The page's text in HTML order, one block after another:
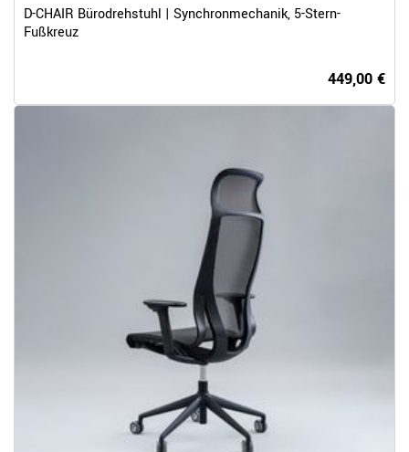
D-CHAIR Bürodrehstuhl | Synchronmechanik, 5-Stern-
Fußkreuz
449,00 €